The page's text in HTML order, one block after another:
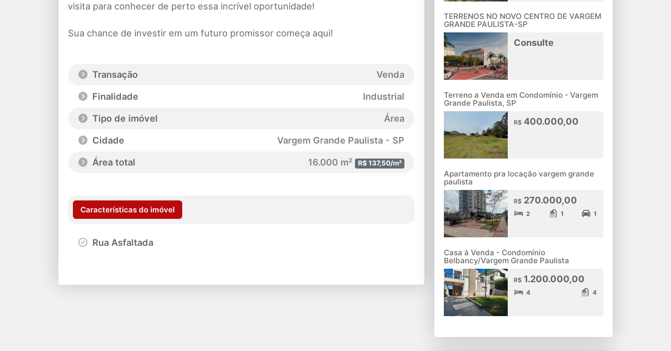
visita para conhecer de perto essa incrível oportunidade!
Sua chance de investir em um futuro promissor começa aqui!
Transação
Venda
Finalidade
Industrial
Tipo de imóvel
Área
Cidade
Vargem Grande Paulista - SP
Área total
16.000 m² R$ 137,50/m²
Características do imóvel
Rua Asfaltada
TERRENOS NO NOVO CENTRO DE VARGEM
GRANDE PAULISTA-SP
Consulte
Terreno a Venda em Condomínio - Vargem
Grande Paulista, SP
R$400.000,00
Apartamento pra locação vargem grande
paulista
R$270.000,00
2 1 1
Casa à Venda - Condomínio
Belbancy/Vargem Grande Paulista
R$1.200.000,00
4 4